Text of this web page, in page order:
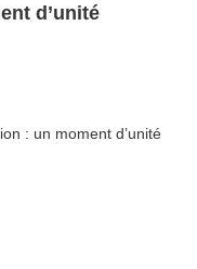
d’unité